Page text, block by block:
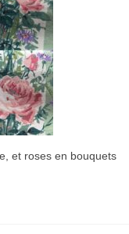
et roses en bouquets